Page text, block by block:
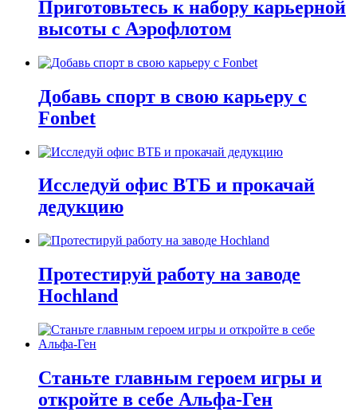
Приготовьтесь к набору карьерной
высоты с Аэрофлотом
Добавь спорт в свою карьеру с
Fonbet
Исследуй офис ВТБ и прокачай
дедукцию
Протестируй работу на заводе
Hochland
Станьте главным героем игры и
откройте в себе Альфа-Ген